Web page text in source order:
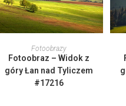
WYBIERZ OPCJE
Ten
produkt
ma
wiele
wariantów.
Opcje
można
Fotoobrazy
Fotoobraz – Widok z
góry Łan nad Tyliczem
#17216